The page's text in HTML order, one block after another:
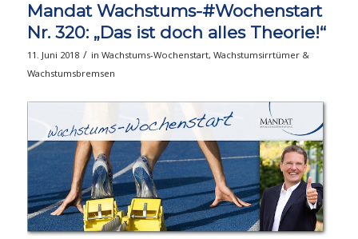
Mandat Wachstums-#Wochenstart
Nr. 320: „Das ist doch alles Theorie!“
11. Juni 2018 / in Wachstums-Wochenstart, Wachstumsirrtümer &
Wachstumsbremsen